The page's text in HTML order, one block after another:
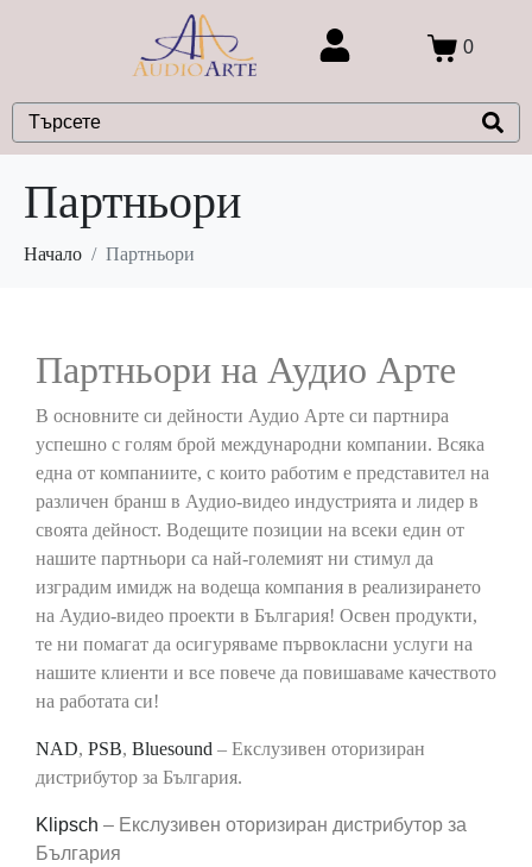
0
Партньори
Начало Партньори
Партньори на Аудио Арте
В основните си дейности Аудио Арте си партнира
успешно с голям брой международни компании. Всяка
една от компаниите, с които работим е представител на
различен бранш в Аудио-видео индустрията и лидер в
своята дейност. Водещите позиции на всеки един от
нашите партньори са най-големият ни стимул да
изградим имидж на водеща компания в реализирането
на Аудио-видео проекти в България! Освен продукти,
те ни помагат да осигуряваме първокласни услуги на
нашите клиенти и все повече да повишаваме качеството
на работата си!
NAD, PSB, Bluesound – Екслузивен оторизиран
дистрибутор за България.
Klipsch – Екслузивен оторизиран дистрибутор за
България